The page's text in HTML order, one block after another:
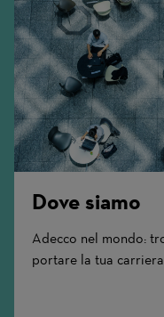
Dove siamo
Adecco nel mondo:
portare la tua